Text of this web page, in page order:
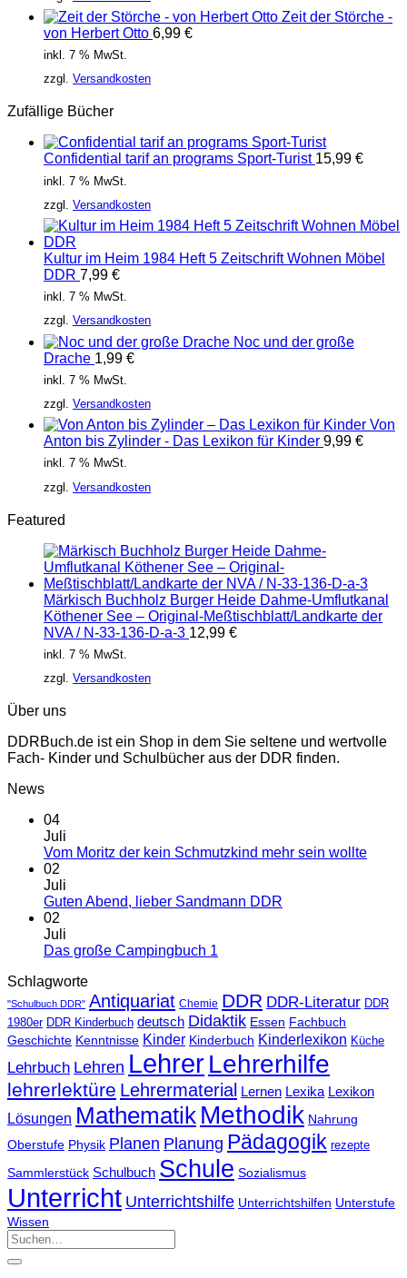
Zeit der Störche -
von Herbert Otto 6,99 €
inkl. 7 % MwSt.
zzgl. Versandkosten
Zufällige Bücher
Confidential tarif an programs Sport-Turist 15,99 €
inkl. 7 % MwSt.
zzgl. Versandkosten
Kultur im Heim 1984 Heft 5 Zeitschrift Wohnen Möbel
DDR 7,99 €
inkl. 7 % MwSt.
zzgl. Versandkosten
Noc und der große
Drache 1,99 €
inkl. 7 % MwSt.
zzgl. Versandkosten
Von
Anton bis Zylinder - Das Lexikon für Kinder 9,99 €
inkl. 7 % MwSt.
zzgl. Versandkosten
Featured
Märkisch Buchholz Burger Heide Dahme-Umflutkanal
Köthener See – Original-Meßtischblatt/Landkarte der
NVA / N-33-136-D-a-3 12,99 €
inkl. 7 % MwSt.
zzgl. Versandkosten
Über uns
DDRBuch.de ist ein Shop in dem Sie seltene und wertvolle
Fach- Kinder und Schulbücher aus der DDR finden.
News
04
Juli
Vom Moritz der kein Schmutzkind mehr sein wollte
02
Juli
Guten Abend, lieber Sandmann DDR
02
Juli
Das große Campingbuch 1
Schlagworte
"Schulbuch DDR" Antiquariat Chemie DDR DDR-Literatur DDR
1980er DDR Kinderbuch deutsch Didaktik Essen Fachbuch
Geschichte Kenntnisse Kinder Kinderbuch Kinderlexikon Küche
Lehrbuch Lehren LehrerLehrerhilfe
lehrerlektüre Lehrermaterial Lernen Lexika Lexikon
Lösungen Mathematik Methodik Nahrung
Oberstufe Physik Planen Planung Pädagogik rezepte
Sammlerstück Schulbuch Schule Sozialismus
Unterricht Unterrichtshilfe Unterrichtshilfen Unterstufe
Wissen
Suchen
nach: